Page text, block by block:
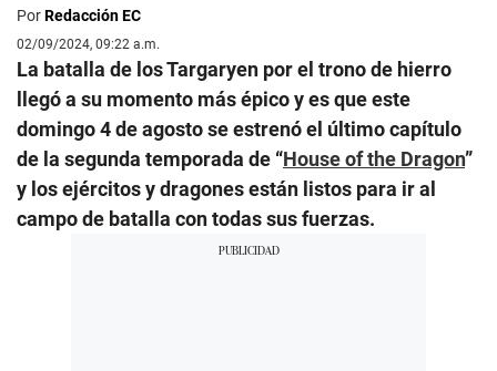
PorRedacción EC
02/09/2024, 09:22 a.m.
La batalla de los Targaryen por el trono de hierro
llegó a su momento más épico y es que este
domingo 4 de agosto se estrenó el último capítulo
de la segunda temporada de “House of the Dragon”
y los ejércitos y dragones están listos para ir al
campo de batalla con todas sus fuerzas.